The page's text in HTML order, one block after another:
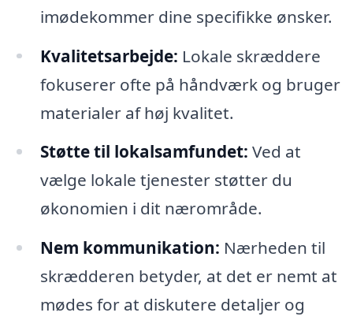
imødekommer dine specifikke ønsker.
Kvalitetsarbejde: Lokale skræddere
fokuserer ofte på håndværk og bruger
materialer af høj kvalitet.
Støtte til lokalsamfundet: Ved at
vælge lokale tjenester støtter du
økonomien i dit nærområde.
Nem kommunikation: Nærheden til
skrædderen betyder, at det er nemt at
mødes for at diskutere detaljer og